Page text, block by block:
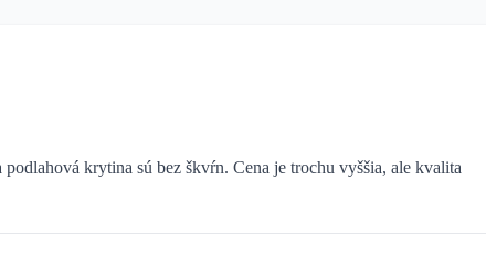
krytina sú bez škvŕn. Cena je trochu vyššia, ale kvalita